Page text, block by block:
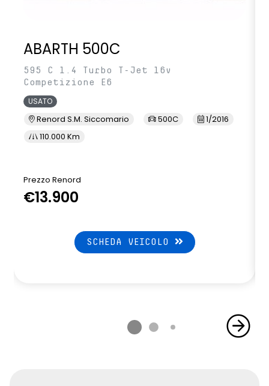
ABARTH 500C
595 C 1.4 Turbo T-Jet 16v
Competizione E6
USATO
Renord S.M. Siccomario 500C
1/2016
110.000 Km
Prezzo Renord
€13.900
SCHEDA VEICOLO